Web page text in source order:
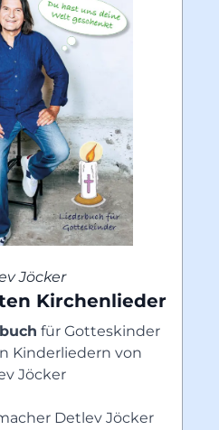
Jöcker
Kirchenlieder
für Gotteskinder
Kinderliedern von
Jöcker
Detlev Jöcker